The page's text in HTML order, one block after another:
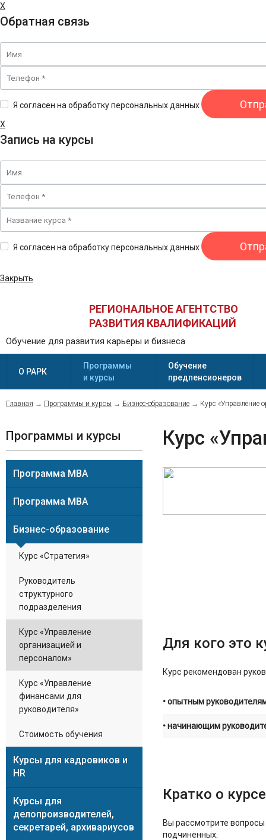
X
Обратная связь
Я согласен на обработку персональных данных
X
Запись на курсы
Я согласен на обработку персональных данных
Закрыть
РЕГИОНАЛЬНОЕ АГЕНТСТВО
РАЗВИТИЯ КВАЛИФИКАЦИЙ
Обучение для развития карьеры и бизнеса
О РАРК
Программы
и курсы
Обучение
предпенсионеров
Главная → Программы и курсы → Бизнес-образование → Курс «Управление
Программы и курсы
Программа MBA
Программа MBA
Бизнес-образование
Курс «Стратегия»
Руководитель
структурного
подразделения
Курс «Управление
организацией и
персоналом»
Курс «Управление
финансами для
руководителя»
Стоимость обучения
Курсы для кадровиков и
HR
Курсы для
делопроизводителей,
секретарей, архивариусов
Курс
Для кого это
Курс рекомендован
• опытным
• начинающим
Кратко о
Вы рассмотрите вопросы
подчиненных.